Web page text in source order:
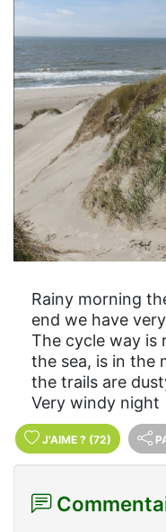
Rainy morning
end we have
The cycle way is
the sea, is in the
the trails are
Very windy night
J'AIME ? (72)